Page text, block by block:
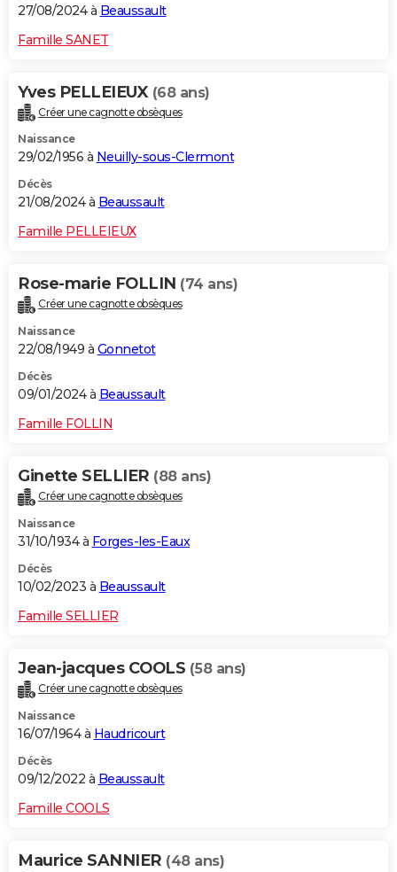
27/08/2024 à Beaussault
Famille SANET
Yves PELLEIEUX (68 ans)
Créer une cagnotte obsèques
Naissance
29/02/1956 à Neuilly-sous-Clermont
Décès
21/08/2024 à Beaussault
Famille PELLEIEUX
Rose-marie FOLLIN (74 ans)
Créer une cagnotte obsèques
Naissance
22/08/1949 à Gonnetot
Décès
09/01/2024 à Beaussault
Famille FOLLIN
Ginette SELLIER (88 ans)
Créer une cagnotte obsèques
Naissance
31/10/1934 à Forges-les-Eaux
Décès
10/02/2023 à Beaussault
Famille SELLIER
Jean-jacques COOLS (58 ans)
Créer une cagnotte obsèques
Naissance
16/07/1964 à Haudricourt
Décès
09/12/2022 à Beaussault
Famille COOLS
Maurice SANNIER (48 ans)